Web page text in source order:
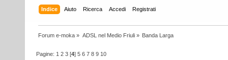
Indice Aiuto Ricerca Accedi Registrati
Forum e-moka » ADSL nel Medio Friuli» Banda Larga
Pagine: 1 2 3 [4]5 6 7 8 9 10